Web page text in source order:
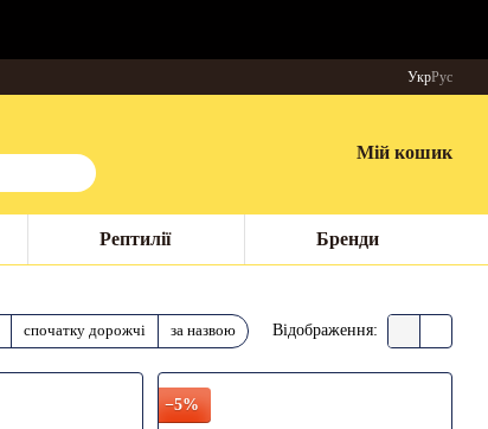
УкрРус
Мій кошик
Рептилії Бренди
спочатку дорожчі за назвою Відображення:
−5%